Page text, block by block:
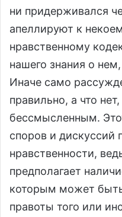
ни придерживался
апеллируют к
нравственному
нашего знания о
Иначе само
правильно, а что
бессмысленным.
споров и дискуссий
нравственности,
предполагает
которым может
правоты того или